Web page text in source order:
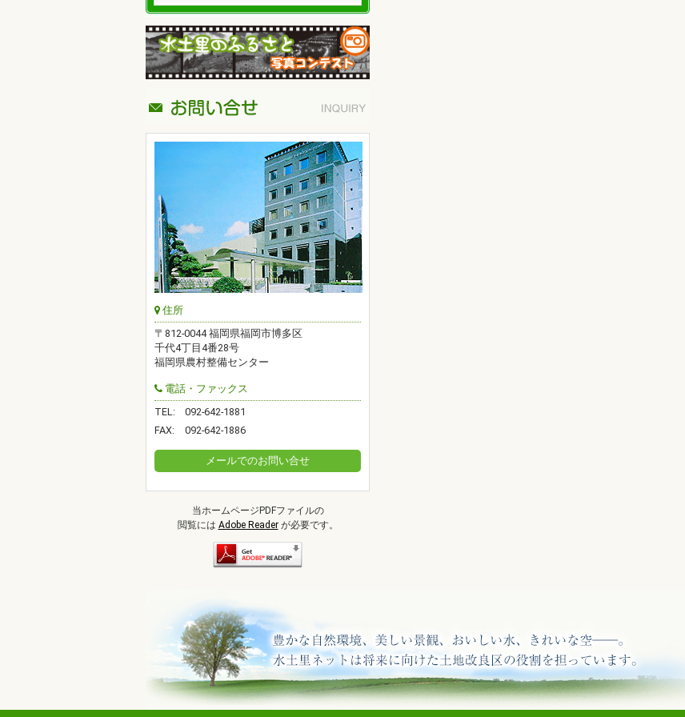
住所
〒812-0044 福岡県福岡市博多区
千代4丁目4番28号
福岡県農村整備センター
電話・ファックス
TEL:
092-642-1881
FAX:
092-642-1886
メールでのお問い合せ
当ホームページPDFファイルの
閲覧には Adobe Readerが必要です。